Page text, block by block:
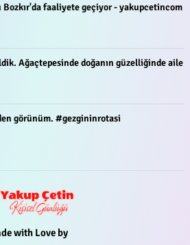
Bozkır'da faaliyete geçiyor - yakupcetincom
Ağaçtepesinde doğanın güzelliğinde aile
görünüm. #gezgininrotasi
with Love by